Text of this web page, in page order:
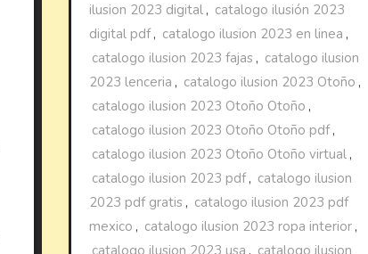
ilusion 2023 digital , catalogo ilusión 2023
digital pdf, catalogo ilusion 2023 en linea ,
catalogo ilusion 2023 fajas , catalogo ilusion
2023 lenceria , catalogo ilusion 2023 Otoño ,
catalogo ilusion 2023 Otoño Otoño ,
catalogo ilusion 2023 Otoño Otoño pdf,
catalogo ilusion 2023 Otoño Otoño virtual ,
catalogo ilusion 2023 pdf, catalogo ilusion
2023 pdf gratis , catalogo ilusion 2023 pdf
mexico , catalogo ilusion 2023 ropa interior ,